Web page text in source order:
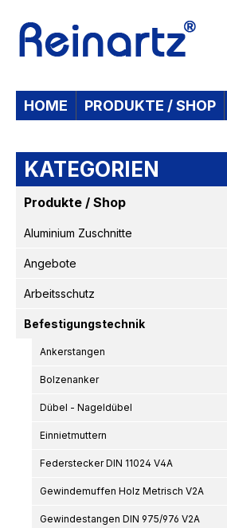
HOME PRODUKTE / SHOP
KATEGORIEN
Produkte / Shop
Aluminium Zuschnitte
Angebote
Arbeitsschutz
Befestigungstechnik
Ankerstangen
Bolzenanker
Dübel - Nageldübel
Einnietmuttern
Federstecker DIN 11024 V4A
Gewindemuffen Holz Metrisch V2A
Gewindestangen DIN 975/976 V2A